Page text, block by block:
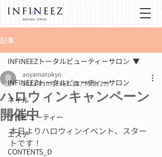
記事
INFINEEZトータルビューティーサロン
ネイル
アイビューティー
エステ
CONTENTS_D
INFINEEZトータルビューティーサロン
ハロウィンキャンペーン
開催中
aoyamatokyo
2023年10月28日 読了時間: 2分
本日よりハロウィンイベント、スター
トです！